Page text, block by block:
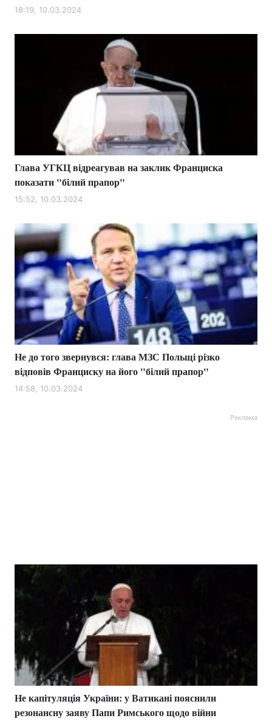
18:19, 10.03.2024
Глава УГКЦ відреагував на заклик Франциска
показати "білий прапор"
15:52, 10.03.2024
Не до того звернувся: глава МЗС Польщі різко
відповів Франциску на його "білий прапор"
14:58, 10.03.2024
Реклама
Не капітуляція України: у Ватикані пояснили
резонансну заяву Папи Римського щодо війни